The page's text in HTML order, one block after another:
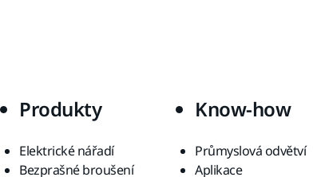
Produkty
Elektrické nářadí
Bezprašné broušení
Know-how
Průmyslová odvětví
Aplikace